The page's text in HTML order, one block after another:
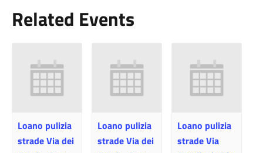
Related Events
Loano pulizia
strade Via dei
Loano pulizia
strade Via dei
Loano pulizia
strade Via